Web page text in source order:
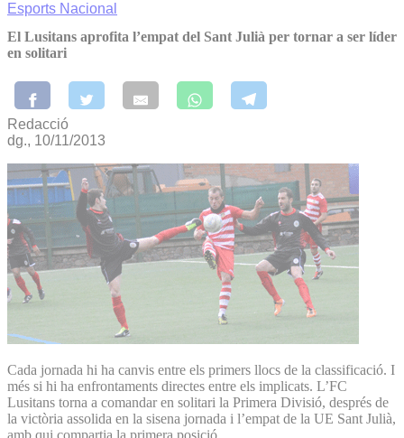
Esports Nacional
El Lusitans aprofita l’empat del Sant Julià per tornar a ser líder
en solitari
Redacció
dg., 10/11/2013
Cada jornada hi ha canvis entre els primers llocs de la classificació. I
més si hi ha enfrontaments directes entre els implicats. L’FC
Lusitans torna a comandar en solitari la Primera Divisió, després de
la victòria assolida en la sisena jornada i l’empat de la UE Sant Julià,
amb qui compartia la primera posició.